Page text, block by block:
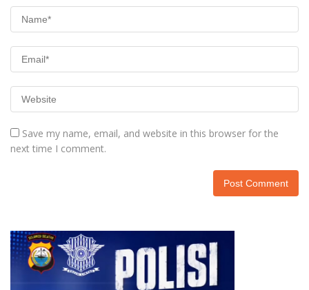
Save my name, email, and website in this browser for the
next time I comment.